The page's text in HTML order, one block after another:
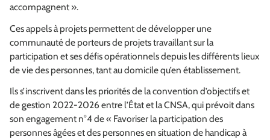
accompagnent ».
Ces appels à projets permettent de développer une
communauté de porteurs de projets travaillant sur la
participation et ses défis opérationnels depuis les différents lieux
de vie des personnes, tant au domicile qu’en établissement.
Ils s’inscrivent dans les priorités de la convention d’objectifs et
de gestion 2022-2026 entre l’État et la CNSA, qui prévoit dans
son engagement n°4 de « Favoriser la participation des
personnes âgées et des personnes en situation de handicap à